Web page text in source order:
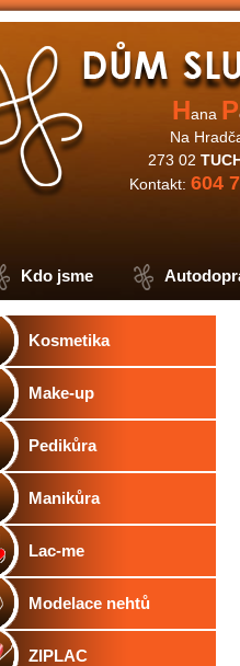
Hana P
Na
273 02
Kontakt: 604
Kdo jsme
Kosmetika
Make-up
Pedikůra
Manikůra
Lac-me
Modelace nehtů
ZIPLAC